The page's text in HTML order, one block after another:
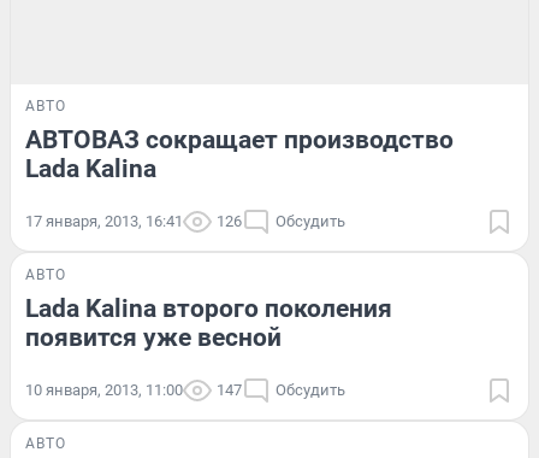
АВТО
АВТОВАЗ сокращает производство
Lada Kalina
17 января, 2013, 16:41 126 Обсудить
АВТО
Lada Kalina второго поколения
появится уже весной
10 января, 2013, 11:00 147 Обсудить
АВТО